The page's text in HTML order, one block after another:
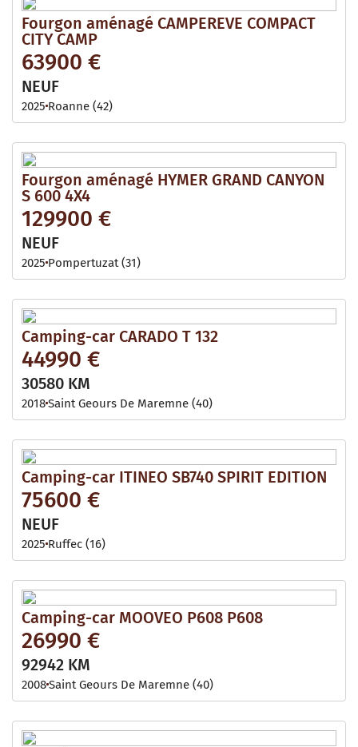
Fourgon aménagé CAMPEREVE COMPACT
CITY CAMP
63900 €
NEUF
2025 Roanne (42)
Fourgon aménagé HYMER GRAND CANYON
S 600 4X4
129900 €
NEUF
2025 Pompertuzat (31)
Camping-car CARADO T 132
44990 €
30580 KM
2018Saint Geours De Maremne (40)
Camping-car ITINEO SB740 SPIRIT EDITION
75600 €
NEUF
2025 Ruffec (16)
Camping-car MOOVEO P608 P608
26990 €
92942 KM
2008Saint Geours De Maremne (40)